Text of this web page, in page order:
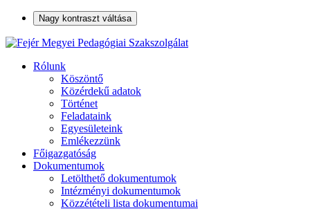
Nagy kontraszt váltása
Rólunk
Köszöntő
Közérdekű adatok
Történet
Feladataink
Egyesületeink
Emlékezzünk
Főigazgatóság
Dokumentumok
Letölthető dokumentumok
Intézményi dokumentumok
Közzétételi lista dokumentumai